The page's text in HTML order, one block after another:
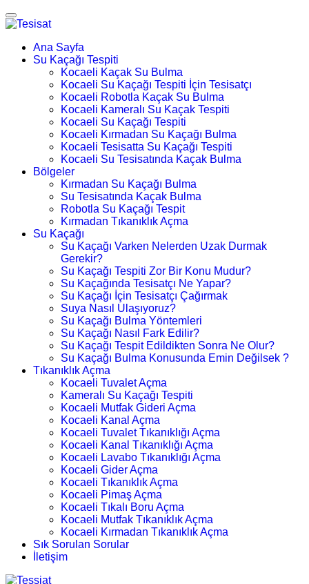
Ana Sayfa
Su Kaçağı Tespiti
Kocaeli Kaçak Su Bulma
Kocaeli Su Kaçağı Tespiti İçin Tesisatçı
Kocaeli Robotla Kaçak Su Bulma
Kocaeli Kameralı Su Kaçak Tespiti
Kocaeli Su Kaçağı Tespiti
Kocaeli Kırmadan Su Kaçağı Bulma
Kocaeli Tesisatta Su Kaçağı Tespiti
Kocaeli Su Tesisatında Kaçak Bulma
Bölgeler
Kırmadan Su Kaçağı Bulma
Su Tesisatında Kaçak Bulma
Robotla Su Kaçağı Tespit
Kırmadan Tıkanıklık Açma
Su Kaçağı
Su Kaçağı Varken Nelerden Uzak Durmak
Gerekir?
Su Kaçağı Tespiti Zor Bir Konu Mudur?
Su Kaçağında Tesisatçı Ne Yapar?
Su Kaçağı İçin Tesisatçı Çağırmak
Suya Nasıl Ulaşıyoruz?
Su Kaçağı Bulma Yöntemleri
Su Kaçağı Nasıl Fark Edilir?
Su Kaçağı Tespit Edildikten Sonra Ne Olur?
Su Kaçağı Bulma Konusunda Emin Değilsek ?
Tıkanıklık Açma
Kocaeli Tuvalet Açma
Kameralı Su Kaçağı Tespiti
Kocaeli Mutfak Gideri Açma
Kocaeli Kanal Açma
Kocaeli Tuvalet Tıkanıklığı Açma
Kocaeli Kanal Tıkanıklığı Açma
Kocaeli Lavabo Tıkanıklığı Açma
Kocaeli Gider Açma
Kocaeli Tıkanıklık Açma
Kocaeli Pimaş Açma
Kocaeli Tıkalı Boru Açma
Kocaeli Mutfak Tıkanıklık Açma
Kocaeli Kırmadan Tıkanıklık Açma
Sık Sorulan Sorular
İletişim